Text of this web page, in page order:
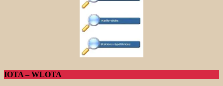
IOTA – WLOTA